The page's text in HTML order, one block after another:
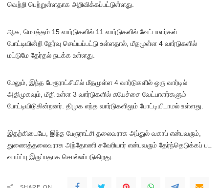
வெற்றி பெற்றுள்ளதாக அறிவிக்கப்பட்டுள்ளது.
ஆக, மொத்தம் 15 வார்டுகளில் 11 வார்டுகளில் வேட்பாளர்கள்
போட்டியின்றி தேர்வு செய்யப்பட்டு உள்ளதால், மீதமுள்ள 4 வார்டுகளில்
மட்டுமே தேர்தல் நடக்க உள்ளது.
மேலும், இந்த பேரூராட்சியில் மீதமுள்ள 4 வார்டுகளில் ஒரு வார்டில்
அதிமுகவும், மீதி உள்ள 3 வார்டுகளில் சுயேச்சை வேட்பாளர்களும்
போட்டியிடுகின்றனர். திமுக எந்த வார்டுகளிலும் போட்டியிடாமல் உள்ளது.
இதற்கிடையே, இந்த பேரூராட்சி தலைவராக அப்துல் வகாப் என்பவரும்,
துணைத்தலைவராக அந்தோணி சவேரியார் என்பவரும் தேர்ந்தெடுக்கப் பட
வாய்ப்பு இருப்பதாக சொல்லப்படுகிறது.